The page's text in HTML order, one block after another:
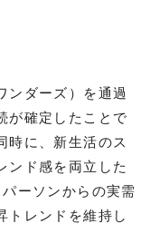
ンダーズ）を通過
が確定したことで
時に、新生活のス
ンド感を両立した
ーソンからの実需
トレンドを維持し